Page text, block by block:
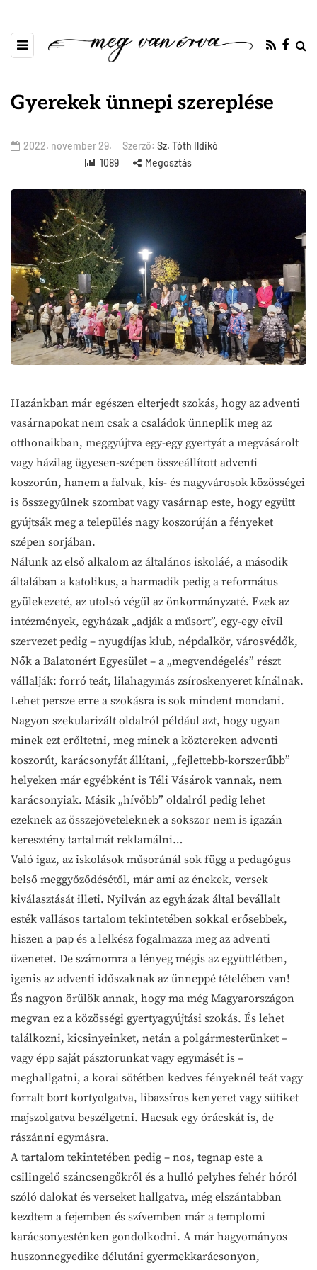
Gyerekek ünnepi szereplése
2022. november 29. Szerző: Sz. Tóth Ildikó
1089
Megosztás
Hazánkban már egészen elterjedt szokás, hogy az adventi
vasárnapokat nem csak a családok ünneplik meg az
otthonaikban, meggyújtva egy-egy gyertyát a megvásárolt
vagy házilag ügyesen-szépen összeállított adventi
koszorún, hanem a falvak, kis- és nagyvárosok közösségei
is összegyűlnek szombat vagy vasárnap este, hogy együtt
gyújtsák meg a település nagy koszorúján a fényeket
szépen sorjában.
Nálunk az első alkalom az általános iskoláé, a második
általában a katolikus, a harmadik pedig a református
gyülekezeté, az utolsó végül az önkormányzaté. Ezek az
intézmények, egyházak „adják a műsort”, egy-egy civil
szervezet pedig – nyugdíjas klub, népdalkör, városvédők,
Nők a Balatonért Egyesület – a „megvendégelés” részt
vállalják: forró teát, lilahagymás zsíroskenyeret kínálnak.
Lehet persze erre a szokásra is sok mindent mondani.
Nagyon szekularizált oldalról például azt, hogy ugyan
minek ezt erőltetni, meg minek a köztereken adventi
koszorút, karácsonyfát állítani, „fejlettebb-korszerűbb”
helyeken már egyébként is Téli Vásárok vannak, nem
karácsonyiak. Másik „hívőbb” oldalról pedig lehet
ezeknek az összejöveteleknek a sokszor nem is igazán
keresztény tartalmát reklamálni…
Való igaz, az iskolások műsoránál sok függ a pedagógus
belső meggyőződésétől, már ami az énekek, versek
kiválasztását illeti. Nyilván az egyházak által bevállalt
esték vallásos tartalom tekintetében sokkal erősebbek,
hiszen a pap és a lelkész fogalmazza meg az adventi
üzenetet. De számomra a lényeg mégis az együttlétben,
igenis az adventi időszaknak az ünneppé tételében van!
És nagyon örülök annak, hogy ma még Magyarországon
megvan ez a közösségi gyertyagyújtási szokás. És lehet
találkozni, kicsinyeinket, netán a polgármesterünket –
vagy épp saját pásztorunkat vagy egymásét is –
meghallgatni, a korai sötétben kedves fényeknél teát vagy
forralt bort kortyolgatva, libazsíros kenyeret vagy sütiket
majszolgatva beszélgetni. Hacsak egy órácskát is, de
rászánni egymásra.
A tartalom tekintetében pedig – nos, tegnap este a
csilingelő száncsengőkről és a hulló pelyhes fehér hóról
szóló dalokat és verseket hallgatva, még elszántabban
kezdtem a fejemben és szívemben már a templomi
karácsonyesténken gondolkodni. A már hagyományos
huszonnegyedike délutáni gyermekkarácsonyon,